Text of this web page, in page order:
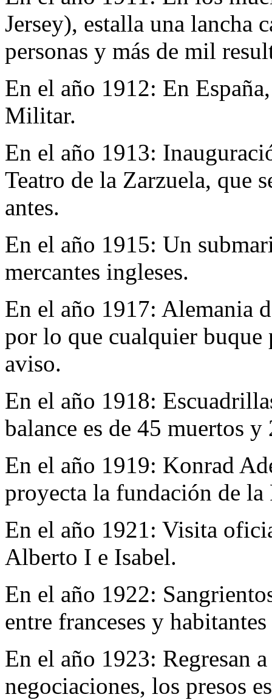
Jersey), estalla una lancha
personas y más de mil
En el año 1912: En
Militar.
En el año 1913:
Teatro de la Zarzuela, que
antes.
En el año 1915: Un
mercantes ingleses.
En el año 1917: Alemania
por lo que cualquier buque
aviso.
En el año 1918:
balance es de 45 muertos
En el año 1919: Konrad
proyecta la fundación de
En el año 1921: Visita
Alberto I e Isabel.
En el año 1922:
entre franceses y
En el año 1923: Regresan
negociaciones, los presos